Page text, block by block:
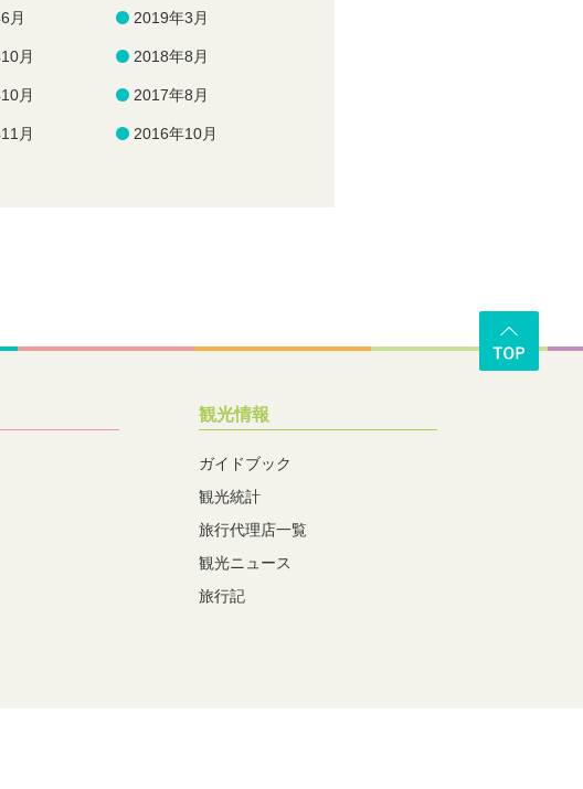
月 2019年3月
月 2018年8月
月 2017年8月
月 2016年10月
観光情報
ガイドブック
観光統計
旅行代理店一覧
観光ニュース
旅行記